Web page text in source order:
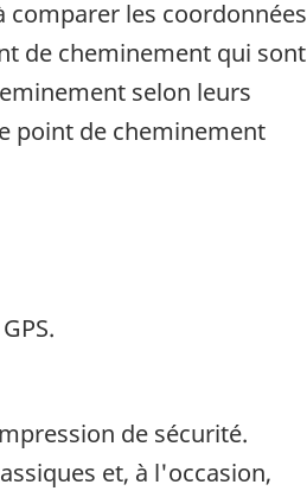
les coordonnées
de cheminement qui sont
selon leurs
point de cheminement
de sécurité.
et, à l'occasion,